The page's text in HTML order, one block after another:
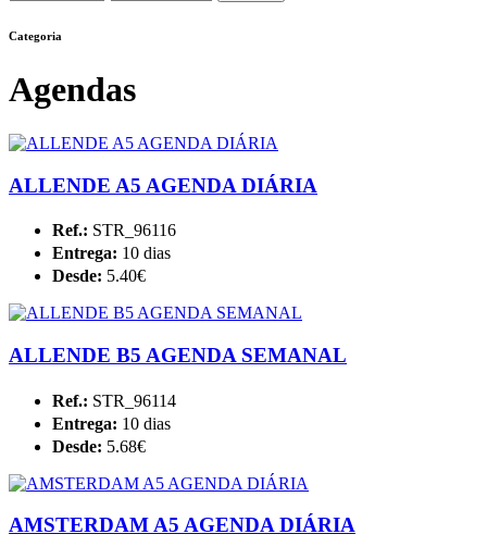
Categoria
Agendas
ALLENDE A5 AGENDA DIÁRIA
Ref.: STR_96116
Entrega: 10 dias
Desde: 5.40€
ALLENDE B5 AGENDA SEMANAL
Ref.: STR_96114
Entrega: 10 dias
Desde: 5.68€
AMSTERDAM A5 AGENDA DIÁRIA